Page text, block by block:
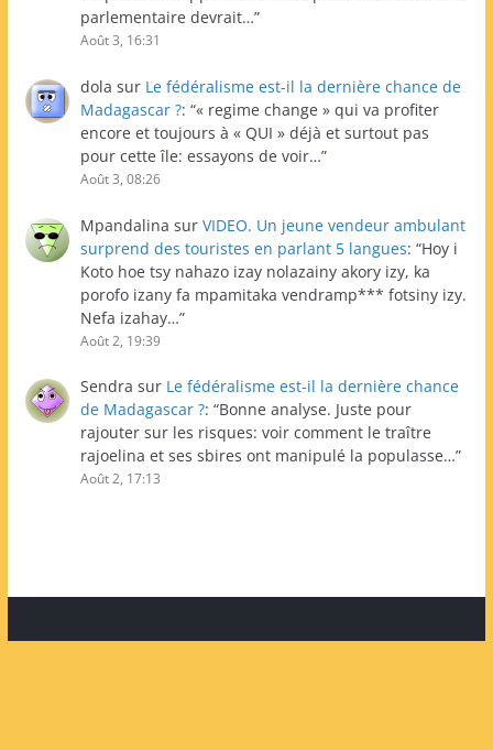
parlementaire devrait…”
Août 3, 16:31
dola sur Le fédéralisme est-il la dernière chance de
Madagascar ?: “« regime change » qui va profiter
encore et toujours à « QUI » déjà et surtout pas
pour cette île: essayons de voir…”
Août 3, 08:26
Mpandalina sur VIDEO. Un jeune vendeur ambulant
surprend des touristes en parlant 5 langues: “Hoy i
Koto hoe tsy nahazo izay nolazainy akory izy, ka
porofo izany fa mpamitaka vendramp*** fotsiny izy.
Nefa izahay…”
Août 2, 19:39
Sendra sur Le fédéralisme est-il la dernière chance
de Madagascar ?: “Bonne analyse. Juste pour
rajouter sur les risques: voir comment le traître
rajoelina et ses sbires ont manipulé la populasse…”
Août 2, 17:13